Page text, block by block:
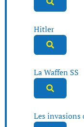
Hitler
La Waffen SS
Les invasions